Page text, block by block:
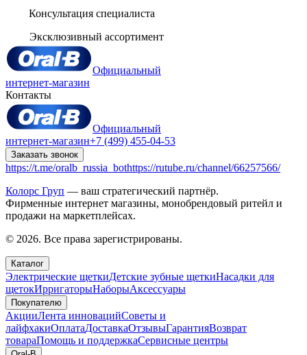
Консультация специалиста
Эксклюзивный ассортимент
Официальный
интернет-магазин
Контакты
Официальный
интернет-магазин+7 (499) 455-04-53
Заказать звонок
https://t.me/oralb_russia_bothttps://rutube.ru/channel/66257566/
Колорс Груп — ваш стратегический партнёр.
Фирменные интернет магазины, монобрендовый ритейл и
продажи на маркетплейсах.
© 2026. Все права зарегистрированы.
Каталог
Электрические щеткиДетские зубные щеткиНасадки для
щетокИрригаторыНаборыАксессуары
Покупателю
АкцииЛента инновацийСоветы и
лайфхакиОплатаДоставкаОтзывыГарантияВозврат
товараПомощь и поддержкаСервисные центры